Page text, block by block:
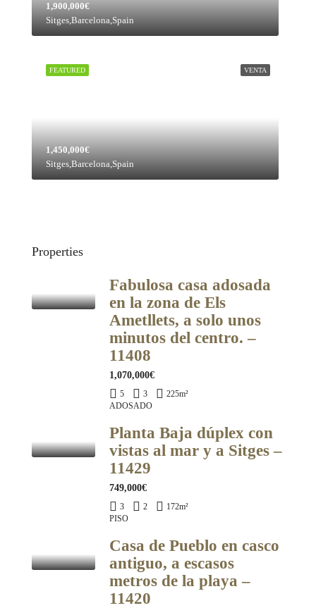
1,900,000€
Sitges,Barcelona,Spain
VENTA
FEATURED
1,450,000€
Sitges,Barcelona,Spain
Properties
Fabulosa casa adosada
en la zona de Els
Ametllets, a solo unos
minutos del centro. –
11408
1,070,000€
5 3 225m²
ADOSADO
Planta Baja dúplex con
vistas al mar y a Sitges –
11429
749,000€
3 2 172m²
PISO
Casa de Pueblo en casco
antiguo, a escasos
metros de la playa –
11420